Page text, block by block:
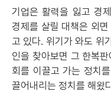
기업은 활력을 잃고 경
경제를 살릴 대책은 외
고 있다. 위기가 와도 위
인을 찾아보면 그 한복
회를 이끌고 가는 정치
끌어내리는 정치를 해왔